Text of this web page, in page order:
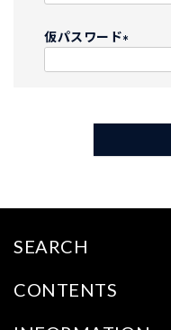
仮パスワード
)
SEARCH
CONTENTS